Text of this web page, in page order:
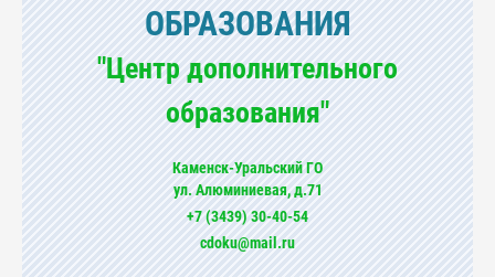
ОБРАЗОВАНИЯ
"Центр дополнительного
образования"
Каменск-Уральский ГО
ул. Алюминиевая, д.71
+7 (3439) 30-40-54
cdoku@mail.ru